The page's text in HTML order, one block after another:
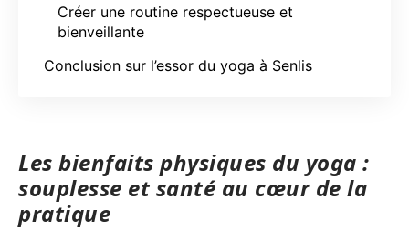
Créer une routine respectueuse et
bienveillante
Conclusion sur l’essor du yoga à Senlis
Les bienfaits physiques du yoga :
souplesse et santé au cœur de la
pratique